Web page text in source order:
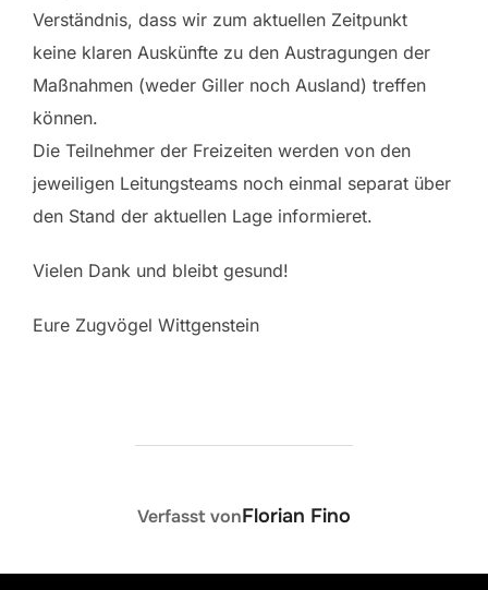
Verständnis, dass wir zum aktuellen Zeitpunkt
keine klaren Auskünfte zu den Austragungen der
Maßnahmen (weder Giller noch Ausland) treffen
können.
Die Teilnehmer der Freizeiten werden von den
jeweiligen Leitungsteams noch einmal separat über
den Stand der aktuellen Lage informieret.
Vielen Dank und bleibt gesund!
Eure Zugvögel Wittgenstein
BEITRAGSAUTOR
Verfasst vonFlorian Fino